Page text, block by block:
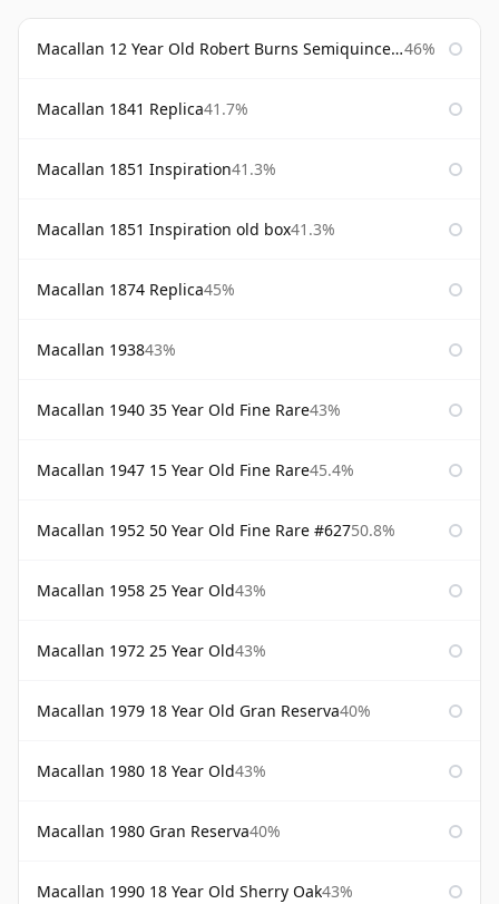
Macallan 12 Year Old Robert Burns Semiquincentenary 46%
Macallan 1841 Replica41.7%
Macallan 1851 Inspiration41.3%
Macallan 1851 Inspiration old box41.3%
Macallan 1874 Replica45%
Macallan 193843%
Macallan 1940 35 Year Old Fine Rare43%
Macallan 1947 15 Year Old Fine Rare45.4%
Macallan 1952 50 Year Old Fine Rare #62750.8%
Macallan 1958 25 Year Old43%
Macallan 1972 25 Year Old43%
Macallan 1979 18 Year Old Gran Reserva40%
Macallan 1980 18 Year Old43%
Macallan 1980 Gran Reserva40%
Macallan 1990 18 Year Old Sherry Oak43%